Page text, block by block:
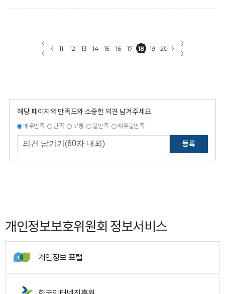
〈
〈
〈 11 12 13 14 15 16 17 18 19 20 〉
〉
〉
해당 페이지의 만족도와 소중한 의견 남겨주세요.
매우만족 만족 보통 불만족 매우불만족
등록
개인정보보호위원회 정보서비스
개인정보 포털